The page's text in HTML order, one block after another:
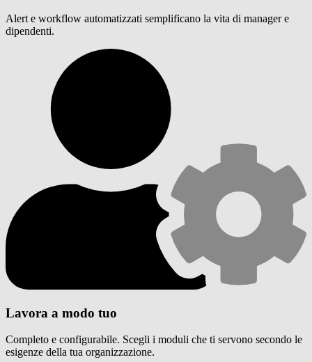
Alert e workflow automatizzati semplificano la vita di manager e
dipendenti.
Lavora a modo tuo
Completo e configurabile. Scegli i moduli che ti servono secondo le
esigenze della tua organizzazione.